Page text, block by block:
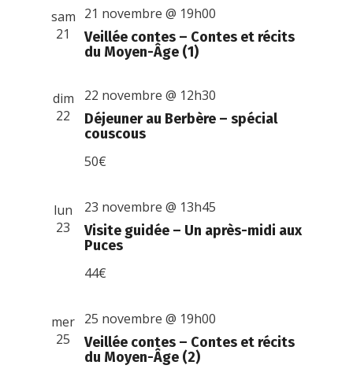
sam
21
Veillée contes – Contes et récits
du Moyen-Âge (1)
21 novembre @ 19h00
dim
22
Déjeuner au Berbère – spécial
couscous
22 novembre @ 12h30
50€
lun
23
Visite guidée – Un après-midi aux
Puces
23 novembre @ 13h45
44€
mer
25
Veillée contes – Contes et récits
du Moyen-Âge (2)
25 novembre @ 19h00